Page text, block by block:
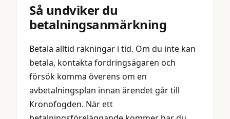
Så undviker du
betalningsanmärkning
Betala alltid räkningar i tid. Om du inte kan
betala, kontakta fordringsägaren och
försök komma överens om en
avbetalningsplan innan ärendet går till
Kronofogden. När ett